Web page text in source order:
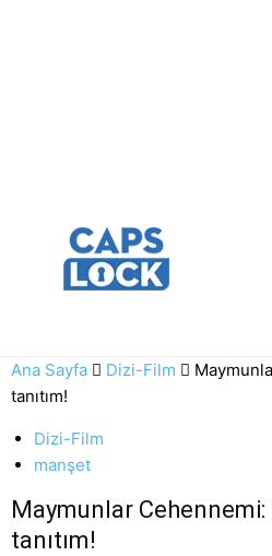
Ana Sayfa Dizi-Film
tanıtım!
Dizi-Film
manşet
Maymunlar Cehennemi:
tanıtım!